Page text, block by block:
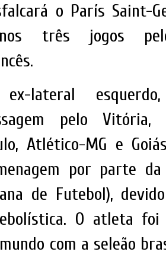
o París Saint-
três jogos
lateral
pelo Vitória,
Atlético-MG e
por parte da
de Futebol),
O atleta foi
com a seleão